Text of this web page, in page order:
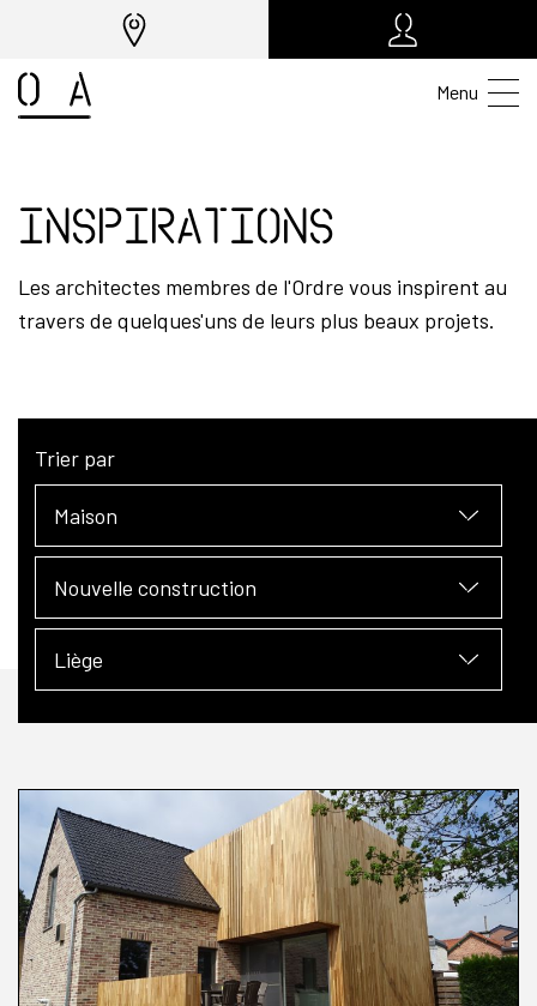
Menu
Inspirations
Les architectes membres de l'Ordre vous inspirent au
travers de quelques'uns de leurs plus beaux projets.
Trier par
Maison
Nouvelle construction
Liège